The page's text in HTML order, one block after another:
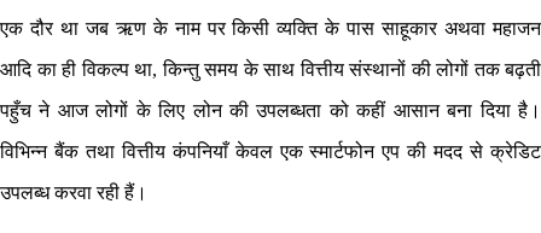
एक दौर था जब ऋण के नाम पर किसी व्यक्ति के पास साहूकार अथवा महाजन
आदि का ही विकल्प था, किन्तु समय के साथ वित्तीय संस्थानों की लोगों तक बढ़ती
पहुँच ने आज लोगों के लिए लोन की उपलब्धता को कहीं आसान बना दिया है।
विभिन्न बैंक तथा वित्तीय कंपनियाँ केवल एक स्मार्टफोन एप की मदद से क्रेडिट
उपलब्ध करवा रही हैं।